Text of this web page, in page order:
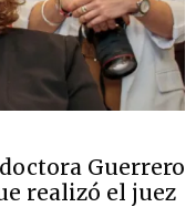
Guerrero
realizó el juez